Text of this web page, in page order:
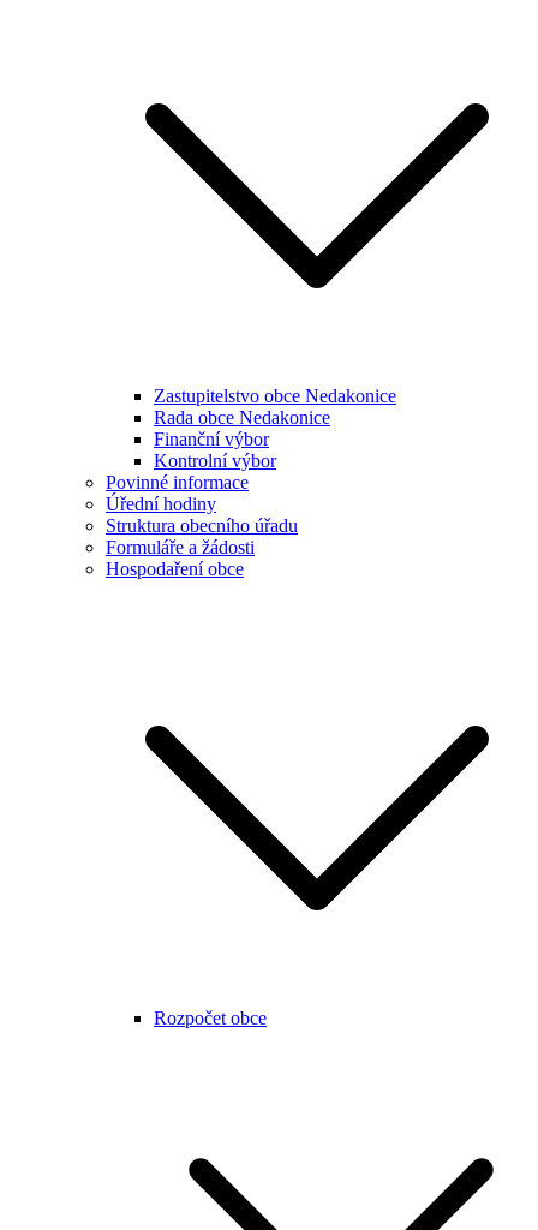
Zastupitelstvo obce Nedakonice
Rada obce Nedakonice
Finanční výbor
Kontrolní výbor
Povinné informace
Úřední hodiny
Struktura obecního úřadu
Formuláře a žádosti
Hospodaření obce
Rozpočet obce